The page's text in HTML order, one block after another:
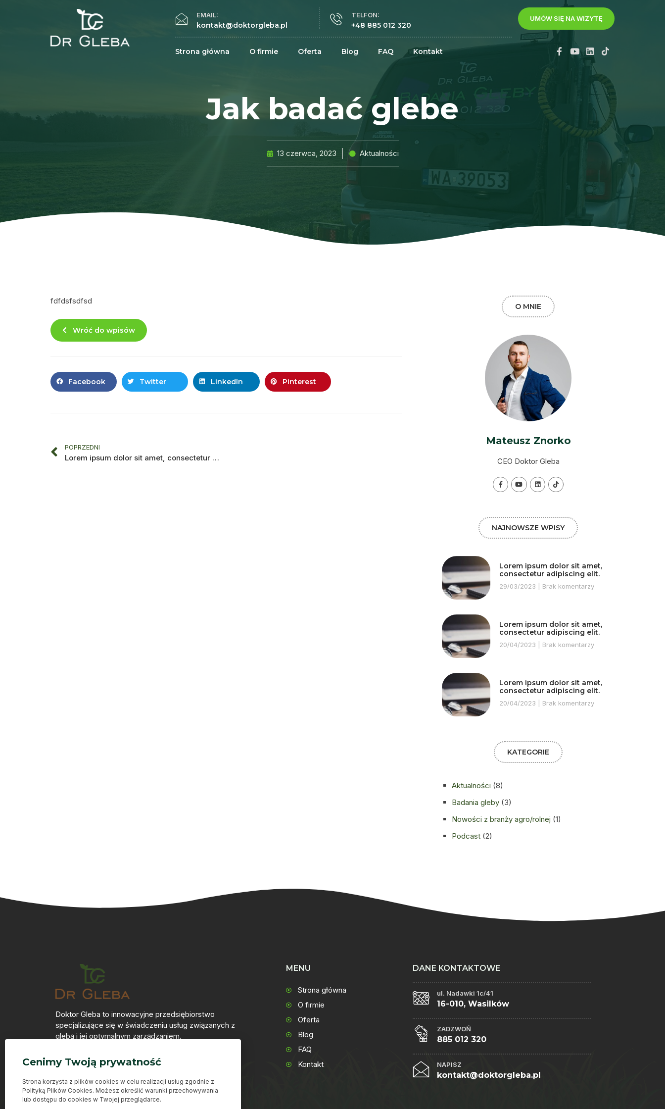
EMAIL:
kontakt@doktorgleba.pl
TELFON:
+48 885 012 320
UMÓW SIĘ NA WIZYTĘ
Strona główna O firmie Oferta Blog FAQ Kontakt
Jak badać glebe
13 czerwca, 2023 Aktualności
fdfdsfsdfsd
Wróć do wpisów
Facebook Twitter LinkedIn Pinterest
POPRZEDNI
Lorem ipsum dolor sit amet, consectetur adipiscing elit.
O MNIE
Mateusz Znorko
CEO Doktor Gleba
NAJNOWSZE WPISY
Lorem ipsum dolor sit amet,
consectetur adipiscing elit.
29/03/2023 Brak komentarzy
Lorem ipsum dolor sit amet,
consectetur adipiscing elit.
20/04/2023 Brak komentarzy
Lorem ipsum dolor sit amet,
consectetur adipiscing elit.
20/04/2023 Brak komentarzy
KATEGORIE
Aktualności (8)
Badania gleby (3)
Nowości z branży agro/rolnej (1)
Podcast (2)
Doktor Gleba to innowacyjne przedsiębiorstwo
specjalizujące się w świadczeniu usług związanych z
glebą i jej optymalnym zarządzaniem.
Odwiedź nas na:
MENU
Strona główna
O firmie
Oferta
Blog
FAQ
Kontakt
DANE KONTAKTOWE
ul. Nadawki 1c/41
16-010, Wasilków
ZADZWOŃ
885 012 320
NAPISZ
kontakt@doktorgleba.pl
Cenimy Twoją prywatność
Strona korzysta z plików cookies w celu realizacji usług zgodnie z
Polityką Plików Cookies. Możesz określić warunki przechowywania
lub dostępu do cookies w Twojej przeglądarce.